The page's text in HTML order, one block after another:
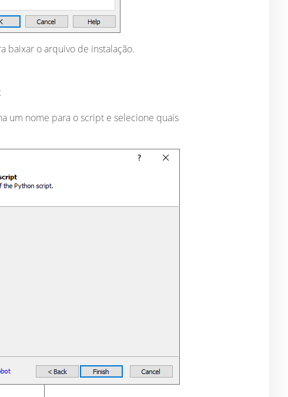
baixar o arquivo de instalação.
um nome para o script e selecione quais